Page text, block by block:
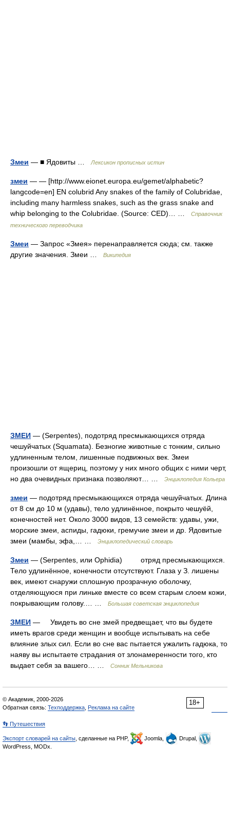
Змеи — ■ Ядовиты … Лексикон прописных истин
змеи — — [http://www.eionet.europa.eu/gemet/alphabetic?
langcode=en] EN colubrid Any snakes of the family of Colubridae,
including many harmless snakes, such as the grass snake and
whip belonging to the Colubridae. (Source: CED)… …
Справочник
технического переводчика
Змеи — Запрос «Змея» перенаправляется сюда; см. также
другие значения. Змеи …
Википедия
ЗМЕИ — (Serpentes), подотряд пресмыкающихся отряда
чешуйчатых (Squamata). Безногие животные с тонким, сильно
удлиненным телом, лишенные подвижных век. Змеи
произошли от ящериц, поэтому у них много общих с ними черт,
но два очевидных признака позволяют… …
Энциклопедия Кольера
змеи — подотряд пресмыкающихся отряда чешуйчатых. Длина
от 8 см до 10 м (удавы), тело удлинённое, покрыто чешуёй,
конечностей нет. Около 3000 видов, 13 семейств: удавы, ужи,
морские змеи, аспиды, гадюки, гремучие змеи и др. Ядовитые
змеи (мамбы, эфа,… …
Энциклопедический словарь
Змеи — (Serpentes, или Ophidia) отряд пресмыкающихся.
Тело удлинённое, конечности отсутствуют. Глаза у З. лишены
век, имеют снаружи сплошную прозрачную оболочку,
отделяющуюся при линьке вместе со всем старым слоем кожи,
покрывающим голову.… …
Большая советская энциклопедия
ЗМЕИ — Увидеть во сне змей предвещает, что вы будете
иметь врагов среди женщин и вообще испытывать на себе
влияние злых сил. Если во сне вас пытается ужалить гадюка, то
наяву вы испытаете страдания от злонамеренности того, кто
выдает себя за вашего… …
Сонник Мельникова
18+
© Академик, 2000-2026
Обратная связь: Техподдержка Реклама на сайте
👣 Путешествия
Экспорт словарей на сайты , сделанные на PHP, Joomla,
Drupal,
WordPress, MODx.